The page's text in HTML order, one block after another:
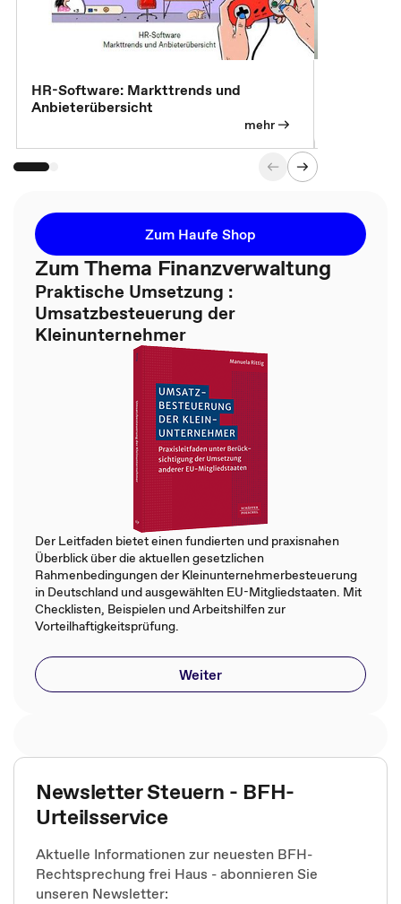
HR-Software: Markttrends und
Anbieterübersicht
mehr
Zum Haufe Shop
Zum Thema Finanzverwaltung
Praktische Umsetzung :
Umsatzbesteuerung der
Kleinunternehmer
Der Leitfaden bietet einen fundierten und praxisnahen
Überblick über die aktuellen gesetzlichen
Rahmenbedingungen der Kleinunternehmerbesteuerung
in Deutschland und ausgewählten EU-Mitgliedstaaten. Mit
Checklisten, Beispielen und Arbeitshilfen zur
Vorteilhaftigkeitsprüfung.
Weiter
Newsletter Steuern - BFH-
Urteilsservice
Aktuelle Informationen zur neuesten BFH-
Rechtsprechung frei Haus - abonnieren Sie
unseren Newsletter: